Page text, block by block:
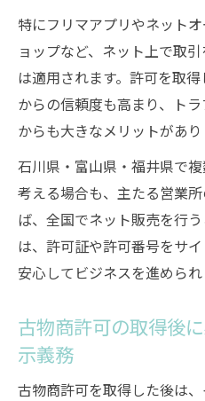
特にフリマアプリやネット
ョップなど、ネット上で取
は適用されます。許可を取
からの信頼度も高まり、ト
からも大きなメリットがあり
石川県・富山県・福井県で
考える場合も、主たる営業
ば、全国でネット販売を行
は、許可証や許可番号をサ
安心してビジネスを進められ
古物商許可の取得後
示義務
古物商許可を取得した後は